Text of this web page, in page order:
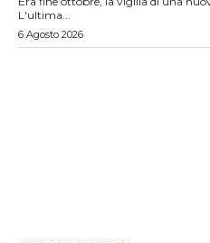
L'ultima...
6 Agosto 2026